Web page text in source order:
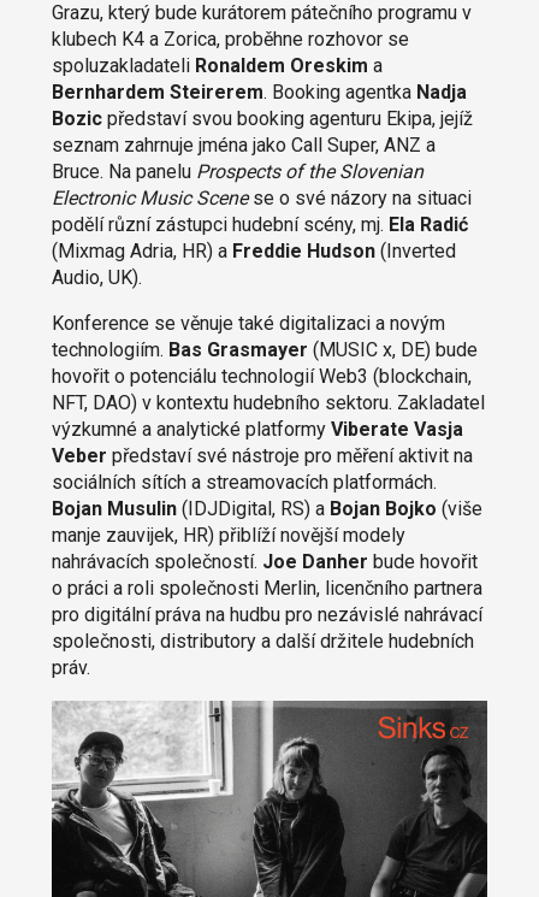
Grazu, který bude kurátorem pátečního programu v
klubech K4 a Zorica, proběhne rozhovor se
spoluzakladateli Ronaldem Oreskim a
Bernhardem Steirerem. Booking agentka Nadja
Bozicpředstaví svou booking agenturu Ekipa, jejíž
seznam zahrnuje jména jako Call Super, ANZ a
Bruce. Na panelu Prospects of the Slovenian
Electronic Music Scenese o své názory na situaci
podělí různí zástupci hudební scény, mj. Ela Radić
(Mixmag Adria, HR) a Freddie Hudson(Inverted
Audio, UK).
Konference se věnuje také digitalizaci a novým
technologiím. Bas Grasmayer (MUSIC x, DE) bude
hovořit o potenciálu technologií Web3 (blockchain,
NFT, DAO) v kontextu hudebního sektoru. Zakladatel
výzkumné a analytické platformy Viberate Vasja
Veber představí své nástroje pro měření aktivit na
sociálních sítích a streamovacích platformách.
Bojan Musulin(IDJDigital, RS) a Bojan Bojko (više
manje zauvijek, HR) přiblíží novější modely
nahrávacích společností. Joe Danher bude hovořit
o práci a roli společnosti Merlin, licenčního partnera
pro digitální práva na hudbu pro nezávislé nahrávací
společnosti, distributory a další držitele hudebních
práv.